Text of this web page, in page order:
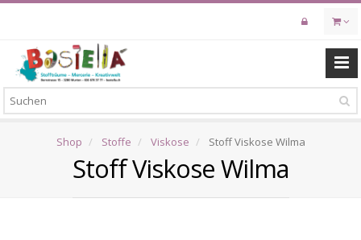
Skip
content
Shop Stoffe Viskose Stoff Viskose Wilma
Stoff Viskose Wilma